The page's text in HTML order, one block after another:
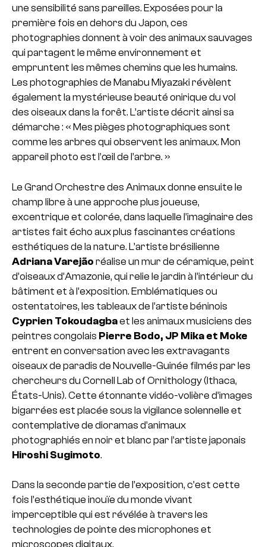
une sensibilité sans pareilles. Exposées pour la
première fois en dehors du Japon, ces
photographies donnent à voir des animaux sauvages
qui partagent le même environnement et
empruntent les mêmes chemins que les humains.
Les photographies de Manabu Miyazaki révèlent
également la mystérieuse beauté onirique du vol
des oiseaux dans la forêt. L’artiste décrit ainsi sa
démarche : « Mes pièges photographiques sont
comme les arbres qui observent les animaux. Mon
appareil photo est l’œil de l’arbre. »
Le Grand Orchestre des Animaux donne ensuite le
champ libre à une approche plus joueuse,
excentrique et colorée, dans laquelle l’imaginaire des
artistes fait écho aux plus fascinantes créations
esthétiques de la nature. L’artiste brésilienne
Adriana Varejão réalise un mur de céramique, peint
d’oiseaux d’Amazonie, qui relie le jardin à l’intérieur du
bâtiment et à l’exposition. Emblématiques ou
ostentatoires, les tableaux de l’artiste béninois
Cyprien Tokoudagbaet les animaux musiciens des
peintres congolais Pierre Bodo, JP Mika et Moke
entrent en conversation avec les extravagants
oiseaux de paradis de Nouvelle-Guinée filmés par les
chercheurs du Cornell Lab of Ornithology (Ithaca,
États-Unis). Cette étonnante vidéo-volière d’images
bigarrées est placée sous la vigilance solennelle et
contemplative de dioramas d’animaux
photographiés en noir et blanc par l’artiste japonais
Hiroshi Sugimoto.
Dans la seconde partie de l’exposition, c’est cette
fois l’esthétique inouïe du monde vivant
imperceptible qui est révélée à travers les
technologies de pointe des microphones et
microscopes digitaux.